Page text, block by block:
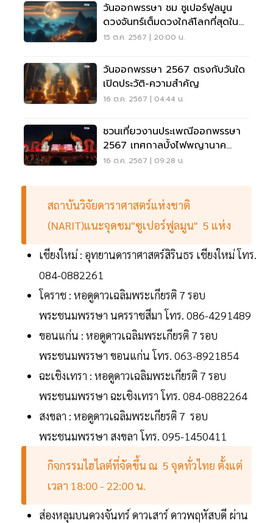
วันออกพรรษา ชม ซูเปอร์ฟูลมูน
ดวงจันทร์เต็มดวงใกล้โลกที่สุดใน
รอบปี
15 ต.ค. 2567 | 20:00 น.
วันออกพรรษา 2567 ตรงกับวันใด
เปิดประวัติ-ความสำคัญ
16 ต.ค. 2567 | 04:44 น.
ชวนเที่ยวงานประเพณีออกพรรษา
2567 เทศกาลบั้งไฟพญานาค
หนองคาย-บึงกาฬ
16 ต.ค. 2567 | 09:28 น.
สถาบันวิจัยดาราศาสตร์แห่งชาติ
(NARIT)แนะจุดชม"ซูเปอร์ฟูลมูน" 5 แห่ง
เชียงใหม่ : อุทยานดาราศาสตร์สิรินธร เชียงใหม่ โทร.
084-0882261
โคราช : หอดูดาวเฉลิมพระเกียรติ 7 รอบ
พระชนมพรรษา นครราชสีมา โทร. 086-4291489
ขอนแก่น : หอดูดาวเฉลิมพระเกียรติ 7 รอบ
พระชนมพรรษา ขอนแก่น โทร. 063-8921854
ฉะเชิงเทรา : หอดูดาวเฉลิมพระเกียรติ 7 รอบ
พระชนมพรรษา ฉะเชิงเทรา โทร. 084-0882264
สงขลา : หอดูดาวเฉลิมพระเกียรติ 7 รอบ
พระชนมพรรษา สงขลา โทร. 095-1450411
กิจกรรมไฮไลต์ที่จัดขึ้น ณ 5 จุดทั่วไทย ตั้งแต่
เวลา 18:00 - 22:00 น.
ส่องหลุมบนดวงจันทร์ ดาวเสาร์ ดาวพฤหัสบดี ผ่าน